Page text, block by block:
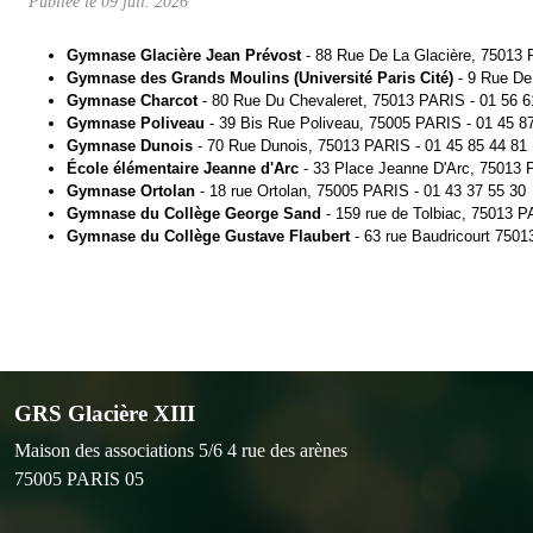
Gymnase Glacière Jean Prévost - 88 Rue De La Glacière, 75013
Gymnase des Grands Moulins (Université Paris Cité) - 9 Rue
Gymnase Charcot - 80 Rue Du Chevaleret, 75013 PARIS - 01 56
Gymnase Poliveau - 39 Bis Rue Poliveau, 75005 PARIS - 01 45
Gymnase Dunois - 70 Rue Dunois, 75013 PARIS - 01 45 85 44 81
École élémentaire Jeanne d'Arc - 33 Place Jeanne D'Arc, 75013
Gymnase Ortolan - 18 rue Ortolan, 75005 PARIS - 01 43 37 55 30
Gymnase du Collège George Sand - 159 rue de Tolbiac, 75013
Gymnase du Collège Gustave Flaubert- 63 rue Baudricourt
GRS Glacière XIII
Maison des associations 5/6 4 rue des arènes
75005 PARIS 05